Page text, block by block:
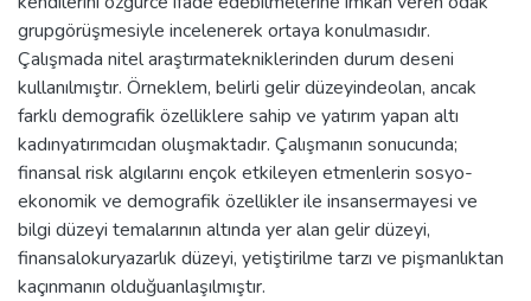
grupgörüşmesiyle incelenerek ortaya konulmasıdır.
Çalışmada nitel araştırmatekniklerinden durum deseni
kullanılmıştır. Örneklem, belirli gelir düzeyindeolan, ancak
farklı demografik özelliklere sahip ve yatırım yapan altı
kadınyatırımcıdan oluşmaktadır. Çalışmanın sonucunda;
finansal risk algılarını ençok etkileyen etmenlerin sosyo-
ekonomik ve demografik özellikler ile insansermayesi ve
bilgi düzeyi temalarının altında yer alan gelir düzeyi,
finansalokuryazarlık düzeyi, yetiştirilme tarzı ve pişmanlıktan
kaçınmanın olduğuanlaşılmıştır.